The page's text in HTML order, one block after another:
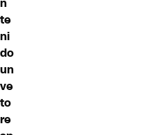
te
ni
do
un
ve
to
re